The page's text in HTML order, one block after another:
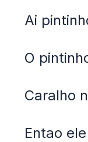
Ai
O
Caralho
Entao